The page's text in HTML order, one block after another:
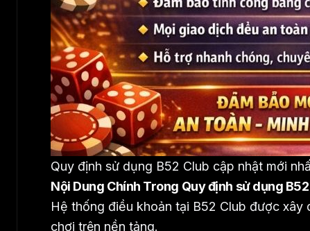
Quy định sử dụng B52 Club cập nhật mới
Nội Dung Chính Trong Quy định sử dụng
Hệ thống điều khoản tại B52 Club được
chơi trên nền tảng.